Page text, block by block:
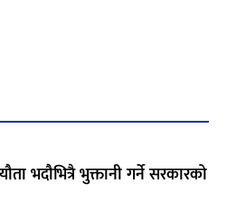
भदौभित्रै भुक्तानी गर्ने सरकारको